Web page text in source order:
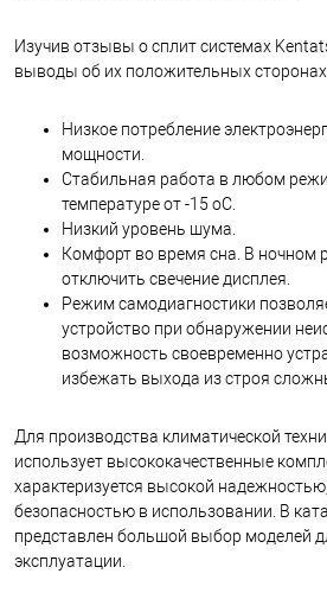
Изучив отзывы о сплит системах
выводы об их положительных
Низкое потребление
мощности.
Стабильная работа в любом
температуре от -15 оС.
Низкий уровень шума.
Комфорт во время сна. В
отключить свечение дисплея.
Режим самодиагностики
устройство при обнаружении
возможность своевременно
избежать выхода из строя
Для производства климатической
использует высококачественные
характеризуется высокой
безопасностью в использовании. В
представлен большой выбор моделей
эксплуатации.